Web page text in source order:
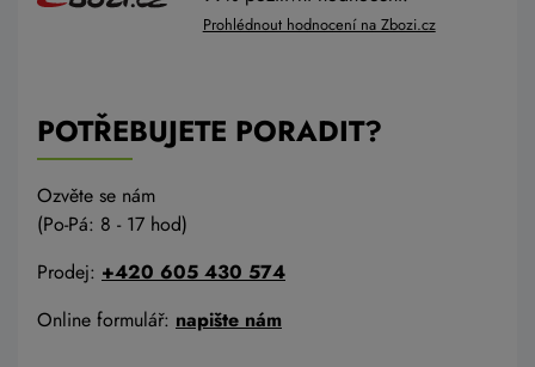
Prohlédnout hodnocení na Zbozi.cz
POTŘEBUJETE PORADIT?
Ozvěte se nám
(Po-Pá: 8 - 17 hod)
Prodej: +420 605 430 574
Online formulář: napište nám